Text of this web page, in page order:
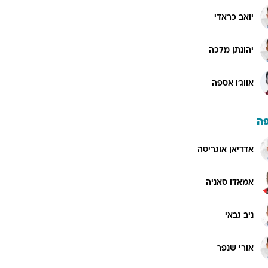
יואב כראדי
יהונתן מלכה
אווג'ו אספה
אדריאן אוגריסה
אמאדו סאניה
ניב גבאי
אורי שנפר